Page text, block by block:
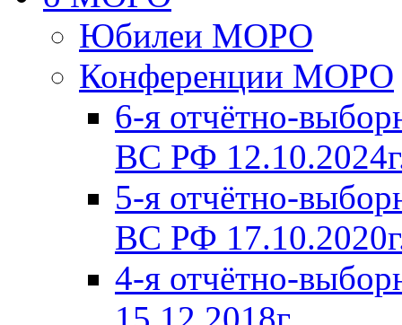
Юбилеи МОРО
Конференции МОРО
6-я отчётно-
ВС РФ
5-я отчётно-
ВС РФ
4-я отчётно-